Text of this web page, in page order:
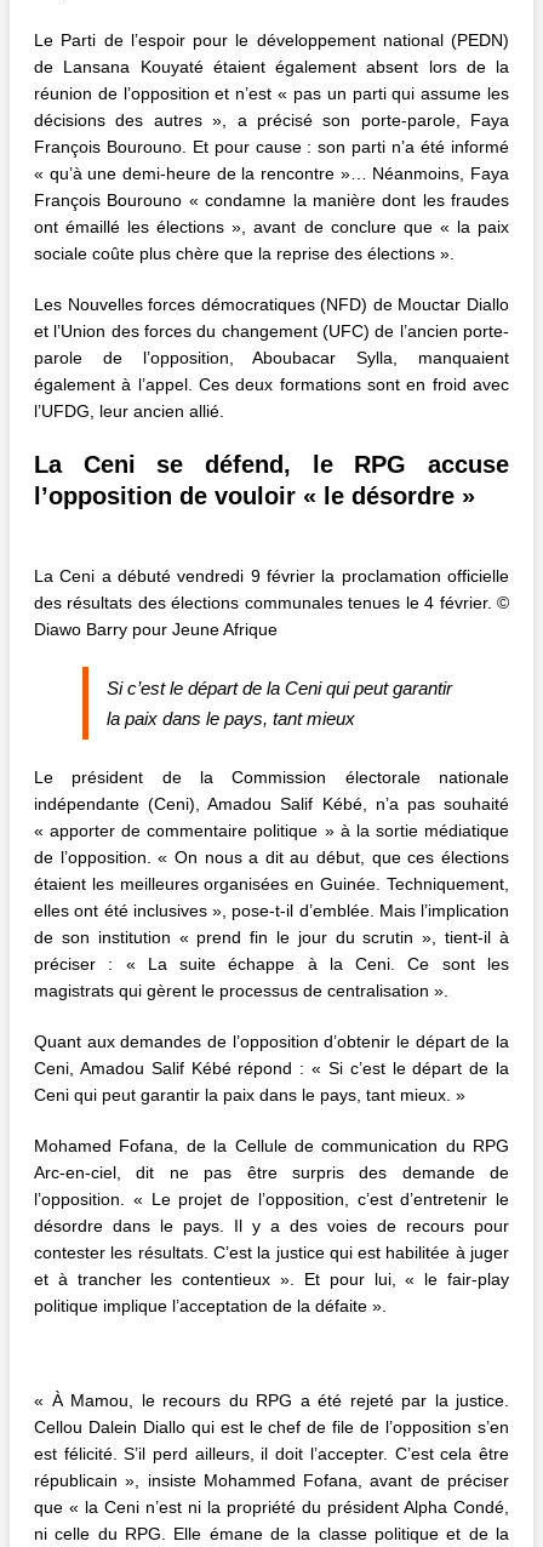
Le Parti de l’espoir pour le développement national (PEDN)
de Lansana Kouyaté étaient également absent lors de la
réunion de l’opposition et n’est « pas un parti qui assume les
décisions des autres », a précisé son porte-parole, Faya
François Bourouno. Et pour cause : son parti n’a été informé
« qu’à une demi-heure de la rencontre »… Néanmoins, Faya
François Bourouno « condamne la manière dont les fraudes
ont émaillé les élections », avant de conclure que « la paix
sociale coûte plus chère que la reprise des élections ».
Les Nouvelles forces démocratiques (NFD) de Mouctar Diallo
et l’Union des forces du changement (UFC) de l’ancien porte-
parole de l’opposition, Aboubacar Sylla, manquaient
également à l’appel. Ces deux formations sont en froid avec
l’UFDG, leur ancien allié.
La Ceni se défend, le RPG accuse
l’opposition de vouloir « le désordre »
La Ceni a débuté vendredi 9 février la proclamation officielle
des résultats des élections communales tenues le 4 février. ©
Diawo Barry pour Jeune Afrique
Si c’est le départ de la Ceni qui peut garantir
la paix dans le pays, tant mieux
Le président de la Commission électorale nationale
indépendante (Ceni), Amadou Salif Kébé, n’a pas souhaité
« apporter de commentaire politique » à la sortie médiatique
de l’opposition. « On nous a dit au début, que ces élections
étaient les meilleures organisées en Guinée. Techniquement,
elles ont été inclusives », pose-t-il d’emblée. Mais l’implication
de son institution « prend fin le jour du scrutin », tient-il à
préciser : « La suite échappe à la Ceni. Ce sont les
magistrats qui gèrent le processus de centralisation ».
Quant aux demandes de l’opposition d’obtenir le départ de la
Ceni, Amadou Salif Kébé répond : « Si c’est le départ de la
Ceni qui peut garantir la paix dans le pays, tant mieux. »
Mohamed Fofana, de la Cellule de communication du RPG
Arc-en-ciel, dit ne pas être surpris des demande de
l’opposition. « Le projet de l’opposition, c’est d’entretenir le
désordre dans le pays. Il y a des voies de recours pour
contester les résultats. C’est la justice qui est habilitée à juger
et à trancher les contentieux ». Et pour lui, « le fair-play
politique implique l’acceptation de la défaite ».
« À Mamou, le recours du RPG a été rejeté par la justice.
Cellou Dalein Diallo qui est le chef de file de l’opposition s’en
est félicité. S’il perd ailleurs, il doit l’accepter. C’est cela être
républicain », insiste Mohammed Fofana, avant de préciser
que « la Ceni n’est ni la propriété du président Alpha Condé,
ni celle du RPG. Elle émane de la classe politique et de la